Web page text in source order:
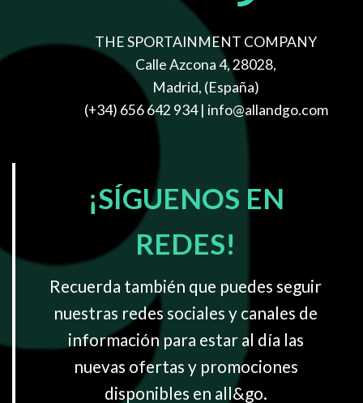
THE SPORTAINMENT COMPANY
Calle Azcona 4, 28028,
Madrid, (España)
(+34) 656 642 934| info@allandgo.com
¡SÍGUENOS EN
REDES!
Recuerda también que puedes seguir
nuestras redes sociales y canales de
información para estar al día las
nuevas ofertas y promociones
disponibles en all&go.